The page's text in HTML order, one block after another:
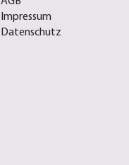
Impressum
Datenschutz